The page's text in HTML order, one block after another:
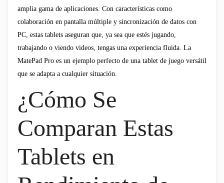
amplia gama de aplicaciones. Con características como
colaboración en pantalla múltiple y sincronización de datos con
PC, estas tablets aseguran que, ya sea que estés jugando,
trabajando o viendo videos, tengas una experiencia fluida. La
MatePad Pro es un ejemplo perfecto de una tablet de juego versátil
que se adapta a cualquier situación.
¿Cómo Se
Comparan Estas
Tablets en